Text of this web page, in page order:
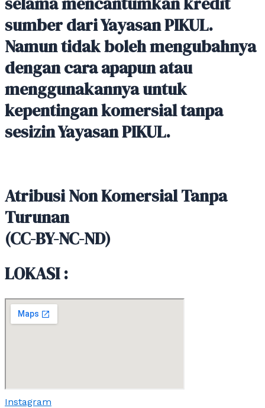
sumber dari Yayasan PIKUL.
Namun tidak boleh mengubahnya
dengan cara apapun atau
menggunakannya untuk
kepentingan komersial tanpa
sesizin Yayasan PIKUL.
Atribusi Non Komersial Tanpa
Turunan
(CC-BY-NC-ND)
LOKASI :
Instagram